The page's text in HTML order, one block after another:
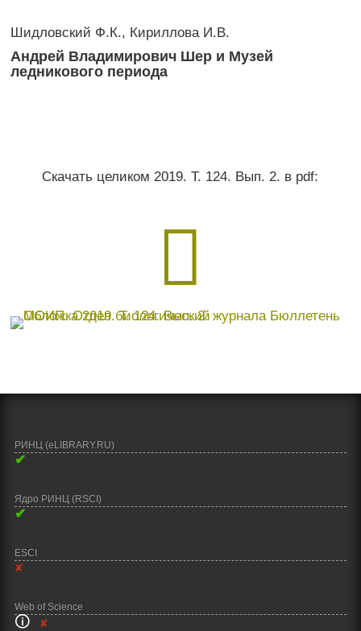
Шидловский Ф.К., Кириллова И.В.
Андрей Владимирович Шер и Музей
ледникового периода
Скачать целиком 2019. Т. 124. Вып. 2. в pdf:

РИНЦ (eLIBRARY.RU)
✔
Ядро РИНЦ (RSCI)
✔
ESCI
✘
Web of Science
🛈 ✘